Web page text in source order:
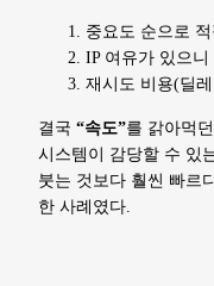
중요도 순으로
IP 여유가 있으니
재시도 비용(딜
결국 “속도”를 갉아먹
시스템이 감당할 수 있
붓는 것보다 훨씬 빠르
한 사례였다.